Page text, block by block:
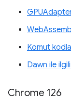
Komut
Dawn ile
Chrome 126